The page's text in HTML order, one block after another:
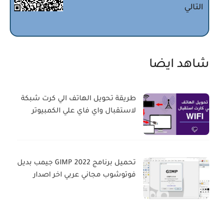
التالي
شاهد ايضا
طريقة تحويل الهاتف الي كرت شبكة
لاستقبال واي فاي علي الكمبيوتر
تحميل برنامج GIMP 2022 جيمب بديل
فوتوشوب مجاني عربي اخر اصدار